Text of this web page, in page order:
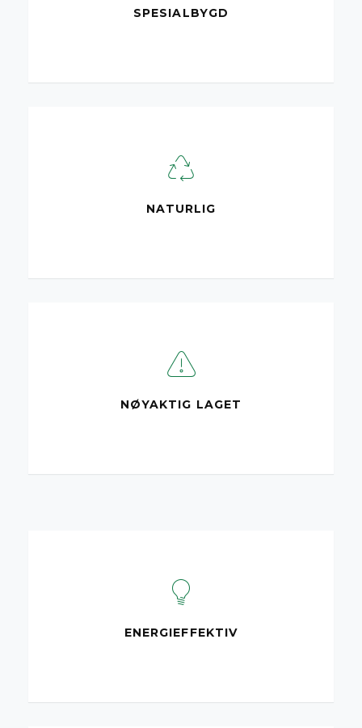
SPESIALBYGD
NATURLIG
NØYAKTIG LAGET
ENERGIEFFEKTIV